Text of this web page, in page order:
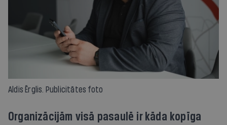
Aldis Ērglis. Publicitātes foto
Organizācijām visā pasaulē ir kāda kopīga